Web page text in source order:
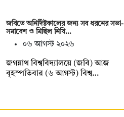
জবিতে অনির্দিষ্টকালের জন্য সব ধরনের সভা-
সমাবেশ ও মিছিল নিষি…
০৬ আগস্ট ২০২৬
জগন্নাথ বিশ্ববিদ্যালয়ে (জবি) আজ
বৃহস্পতিবার (৬ আগস্ট) বিশ্ব…